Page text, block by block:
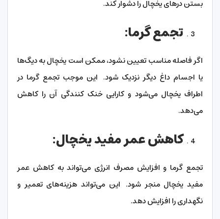
بستن درهای یخچال را دشوار کند.
تجمع گرما:
اگر فاصله مناسب تعیین نشود، ممکن است یخچال به دیگ‌ها
یا اجسام داغ دیگر نزدیک شود. این موجب تجمع گرما در
اطراف یخچال می‌شود و کارایی خنک کنندگی آن را کاهش
می‌دهد.
کاهش عمر مفید یخچال:
تجمع گرما و افزایش مصرف انرژی می‌تواند به کاهش عمر
مفید یخچال منجر شود. این می‌تواند هزینه‌های تعمیر و
نگهداری را افزایش دهد.